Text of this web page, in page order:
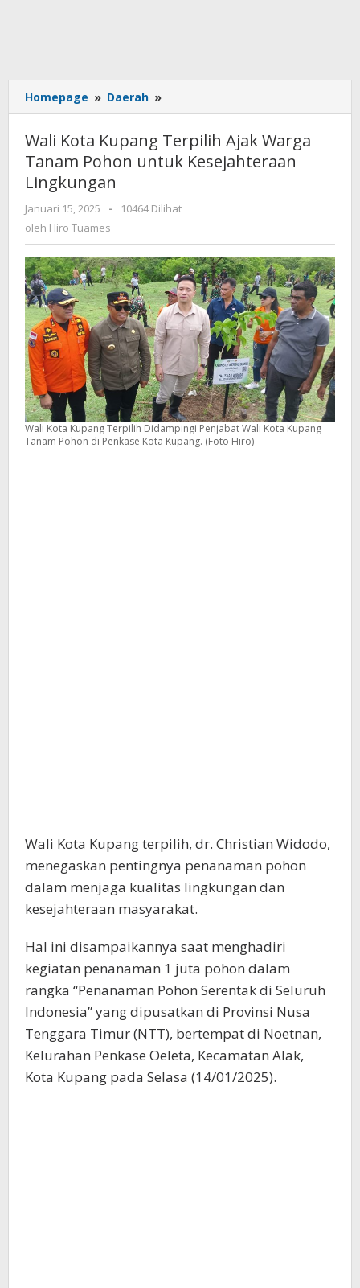
Homepage » Daerah »
Kota
Terpilih
Ajak
Pohon
Kesejahteraan
Lingkungan
Wali Kota Kupang Terpilih Ajak Warga
Tanam Pohon untuk Kesejahteraan
Lingkungan
Januari 15, 2025
oleh
-
10464 Dilihat
oleh Hiro Tuames
Wali Kota Kupang Terpilih Didampingi Penjabat Wali Kota Kupang
Tanam Pohon di Penkase Kota Kupang. (Foto Hiro)
Wali Kota Kupang terpilih, dr. Christian Widodo,
menegaskan pentingnya penanaman pohon
dalam menjaga kualitas lingkungan dan
kesejahteraan masyarakat.
Hal ini disampaikannya saat menghadiri
kegiatan penanaman 1 juta pohon dalam
rangka “Penanaman Pohon Serentak di Seluruh
Indonesia” yang dipusatkan di Provinsi Nusa
Tenggara Timur (NTT), bertempat di Noetnan,
Kelurahan Penkase Oeleta, Kecamatan Alak,
Kota Kupang pada Selasa (14/01/2025).